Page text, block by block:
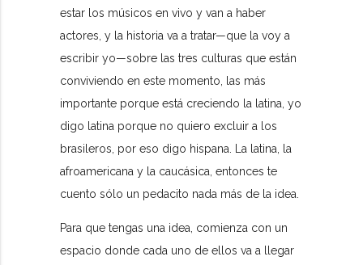
estar los músicos en vivo y van a haber
actores, y la historia va a tratar—que la voy a
escribir yo—sobre las tres culturas que están
conviviendo en este momento, las más
importante porque está creciendo la latina, yo
digo latina porque no quiero excluir a los
brasileros, por eso digo hispana. La latina, la
afroamericana y la caucásica, entonces te
cuento sólo un pedacito nada más de la idea.
Para que tengas una idea, comienza con un
espacio donde cada uno de ellos va a llegar